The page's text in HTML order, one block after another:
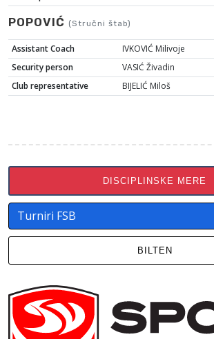
POPOVIĆ (Stručni štab)
Assistant Coach
IVKOVIĆ Milivoje
Security person
VASIĆ Živadin
Club representative
BIJELIĆ Miloš
DISCIPLINSKE MERE
BILTEN